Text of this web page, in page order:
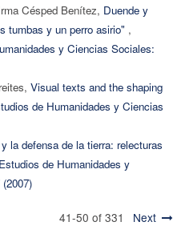
Césped Benítez, Duende y
tumbas y un perro asirio" ,
y Ciencias Sociales:
Visual texts and the shaping
de Humanidades y Ciencias
la defensa de la tierra: relecturas
de Humanidades y
41-50 of 331 Next